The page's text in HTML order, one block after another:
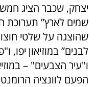
יצחק, שכבר הציג חמש
שמים לארץ” תערוכת
שהוצגה על שלטי
לבנים” במוזיאון יפו,
ו"עיר הצבעים" –
הפעם לוונציה